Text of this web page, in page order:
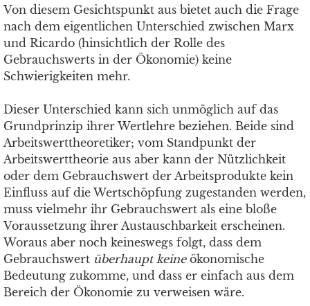
Von diesem Gesichtspunkt aus bietet auch die Frage
nach dem eigentlichen Unterschied zwischen Marx
und Ricardo (hinsichtlich der Rolle des
Gebrauchswerts in der Ökonomie) keine
Schwierigkeiten mehr.
Dieser Unterschied kann sich unmöglich auf das
Grundprinzip ihrer Wertlehre beziehen. Beide sind
Arbeitswerttheoretiker; vom Standpunkt der
Arbeitswerttheorie aus aber kann der Nützlichkeit
oder dem Gebrauchswert der Arbeitsprodukte kein
Einfluss auf die Wertschöpfung zugestanden werden,
muss vielmehr ihr Gebrauchswert als eine bloße
Voraussetzung ihrer Austauschbarkeit erscheinen.
Woraus aber noch keineswegs folgt, dass dem
Gebrauchswert überhaupt keineökonomische
Bedeutung zukomme, und dass er einfach aus dem
Bereich der Ökonomie zu verweisen wäre.